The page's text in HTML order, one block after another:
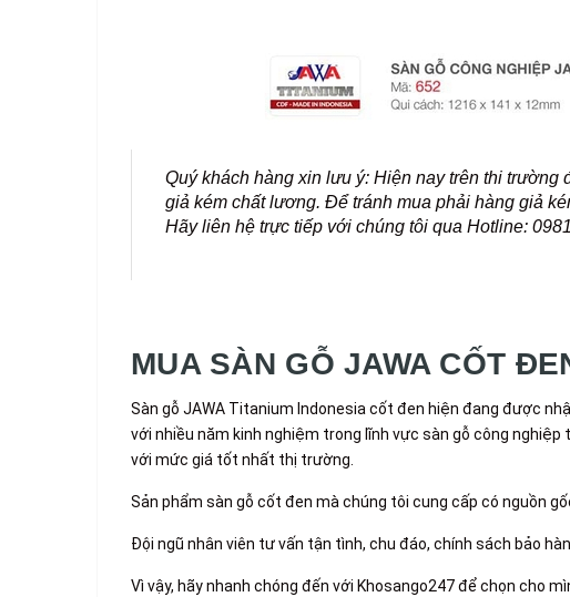
Quý khách hàng xin lưu ý: Hiện nay trên thi
giả kém chất lương. Để tránh mua phải hàng giả
Hãy liên hệ trực tiếp với chúng tôi qua Hotline:
MUA SÀN GỖ JAWA CỐT
Sàn gỗ JAWA Titanium Indonesia cốt đen hiện đang được
với nhiều năm kinh nghiệm trong lĩnh vực sàn gỗ công
với mức giá tốt nhất thị trường.
Sản phẩm sàn gỗ cốt đen mà chúng tôi cung cấp có nguồn
Đội ngũ nhân viên tư vấn tận tình, chu đáo, chính sách bảo
Vì vậy, hãy nhanh chóng đến với Khosango247 để chọn cho